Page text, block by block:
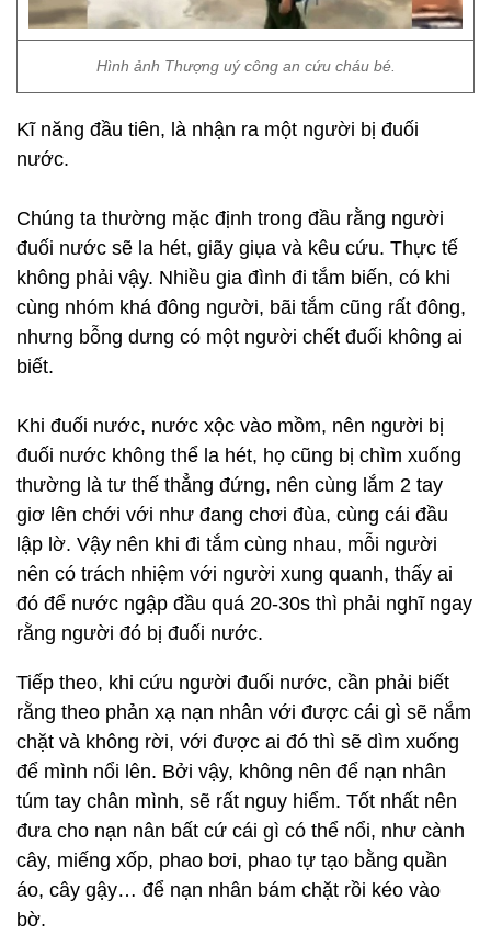
Hình ảnh Thượng uý công an cứu cháu bé.
Kĩ năng đầu tiên, là nhận ra một người bị đuối
nước.
Chúng ta thường mặc định trong đầu rằng người
đuối nước sẽ la hét, giãy giụa và kêu cứu. Thực tế
không phải vậy. Nhiều gia đình đi tắm biến, có khi
cùng nhóm khá đông người, bãi tắm cũng rất đông,
nhưng bỗng dưng có một người chết đuối không ai
biết.
Khi đuối nước, nước xộc vào mồm, nên người bị
đuối nước không thể la hét, họ cũng bị chìm xuống
thường là tư thế thẳng đứng, nên cùng lắm 2 tay
giơ lên chới với như đang chơi đùa, cùng cái đầu
lập lờ. Vậy nên khi đi tắm cùng nhau, mỗi người
nên có trách nhiệm với người xung quanh, thấy ai
đó để nước ngập đầu quá 20-30s thì phải nghĩ ngay
rằng người đó bị đuối nước.
Tiếp theo, khi cứu người đuối nước, cần phải biết
rằng theo phản xạ nạn nhân với được cái gì sẽ nắm
chặt và không rời, với được ai đó thì sẽ dìm xuống
để mình nổi lên. Bởi vậy, không nên để nạn nhân
túm tay chân mình, sẽ rất nguy hiểm. Tốt nhất nên
đưa cho nạn nân bất cứ cái gì có thể nổi, như cành
cây, miếng xốp, phao bơi, phao tự tạo bằng quần
áo, cây gậy… để nạn nhân bám chặt rồi kéo vào
bờ.